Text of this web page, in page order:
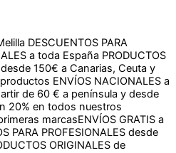
DESCUENTOS PARA
a toda EspañaPRODUCTOS
150€ a Canarias, Ceuta y Melilla
ENVÍOS NACIONALES a toda
€ a península y desde 150€ a
nuestros productosENVÍOS
GRATIS a partir de 60 € a
desde un 20% en todos
de primeras marcas